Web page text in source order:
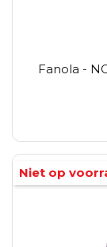
Fanola -
Niet op